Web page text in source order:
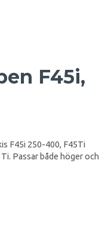
F45i,
F45i 250-400, F45Ti
Passar både höger och